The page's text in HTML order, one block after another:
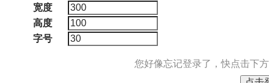
宽度
高度
字号
您好像忘记登录了，快点击下